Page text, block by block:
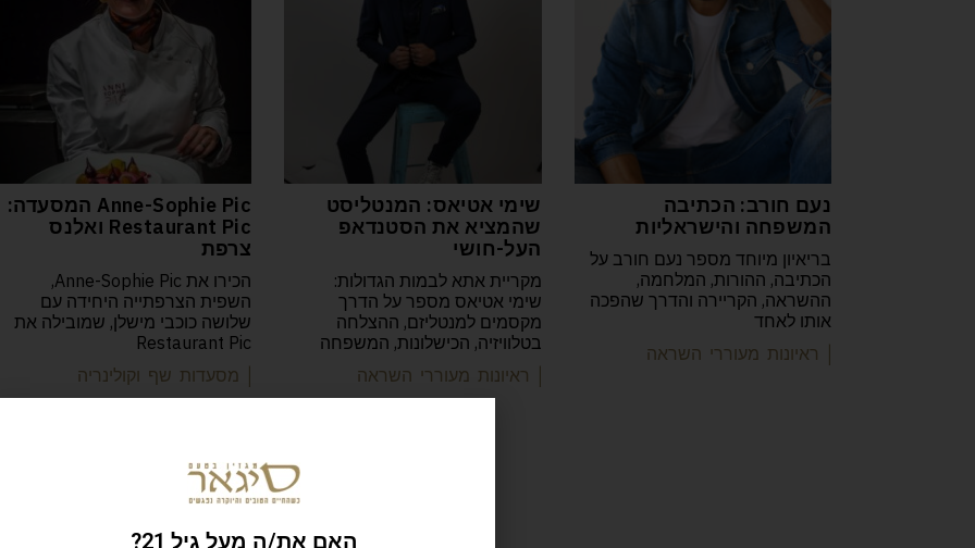
נעם חורב: הכתיבה
המשפחה והישראליות
בריאיון מיוחד מספר נעם חורב על
הכתיבה, ההורות, המלחמה,
ההשראה, הקריירה והדרך שהפכה
אותו לאחד
| ראיונות מעוררי השראה
שימי אטיאס: המנטליסט
שהמציא את הסטנדאפ
העל-חושי
מקריית אתא לבמות הגדולות:
שימי אטיאס מספר על הדרך
מקסמים למנטליזם, ההצלחה
בטלוויזיה, הכישלונות, המשפחה
| ראיונות מעוררי השראה
Anne-Sophie Pic המסעדה:
Restaurant Pic ואלנס
צרפת
הכירו את Anne-Sophie Pic,
השפית הצרפתייה היחידה עם
שלושה כוכבי מישלן, שמובילה את
Restaurant Pic
| מסעדות שף וקולינריה
האם את/ה מעל גיל 21?